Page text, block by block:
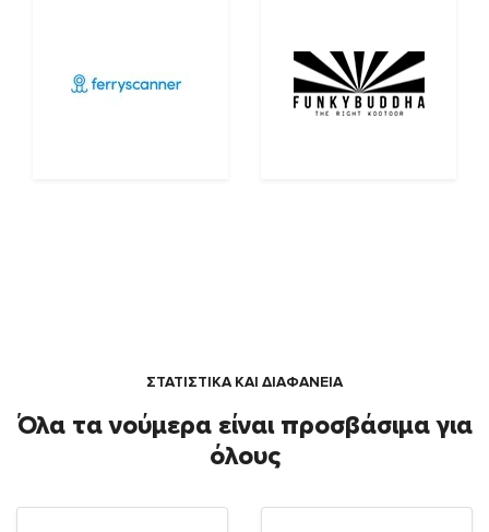
ΣΤΑΤΙΣΤΙΚΑ ΚΑΙ ΔΙΑΦΑΝΕΙΑ
Όλα τα νούμερα είναι προσβάσιμα για
όλους